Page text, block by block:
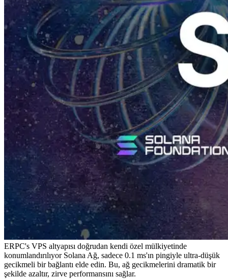
ERPC's VPS altyapısı doğrudan kendi özel mülkiyetinde
konumlandırılıyor Solana Ağ, sadece 0.1 ms'ın pingiyle ultra-düşük
gecikmeli bir bağlantı elde edin. Bu, ağ gecikmelerini dramatik bir
şekilde azaltır, zirve performansını sağlar.